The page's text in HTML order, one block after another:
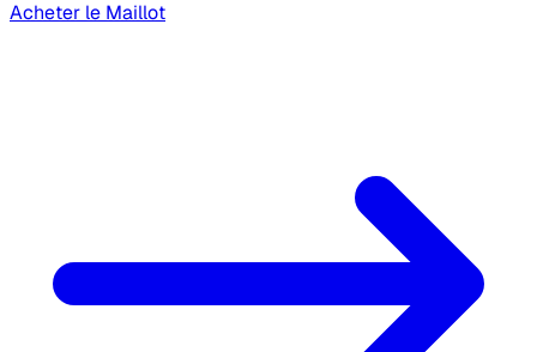
Acheter le Maillot